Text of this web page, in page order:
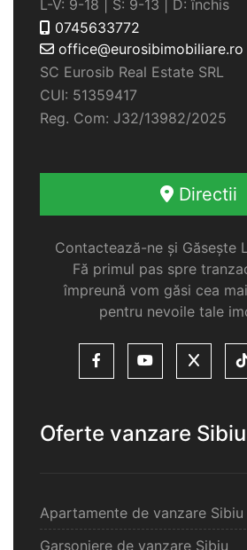
L-V: 9-18 | S: 9-13 | D: închis
0745633772
office@eurosibimobiliare.ro
SC Eurosib Real Estate SRL
CUI: 51359417
Reg. Com: J32/13982/2025
Directii
Contactează-ne și Găsește
Fă primul pas spre
împreună vom găsi cea
pentru nevoile tale
Oferte vanzare Sibiu
Apartamente de vanzare Sibiu
Garsoniere de vanzare Sibiu